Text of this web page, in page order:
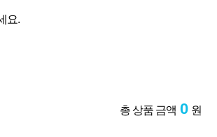
요.
총 상품 금액 0 원